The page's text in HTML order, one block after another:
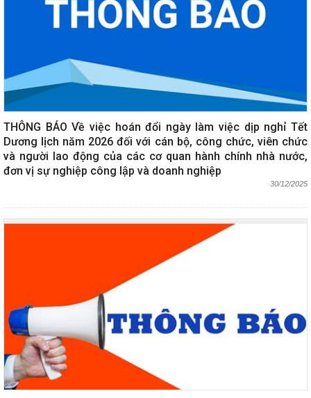
THÔNG BÁO Về việc hoán đổi ngày làm việc dịp nghỉ Tết
Dương lịch năm 2026 đối với cán bộ, công chức, viên chức
và người lao động của các cơ quan hành chính nhà nước,
đơn vị sự nghiệp công lập và doanh nghiệp
30/12/2025